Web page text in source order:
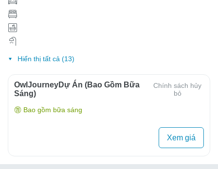
Hiển thị tất cả (13)
OwlJourneyDự Án (Bao Gồm Bữa
Sáng)
Chính sách hủy
bỏ
Bao gồm bữa sáng
Xem giá